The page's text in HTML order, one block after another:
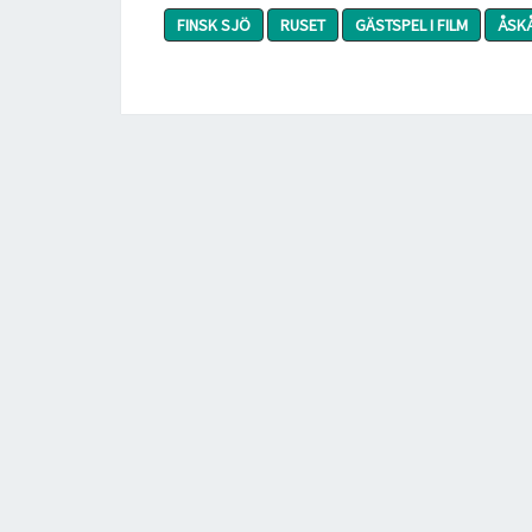
FINSK SJÖ
RUSET GÄSTSPEL I FILM